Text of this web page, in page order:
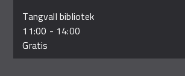
Tangvall bibliotek
11:00 - 14:00
Gratis